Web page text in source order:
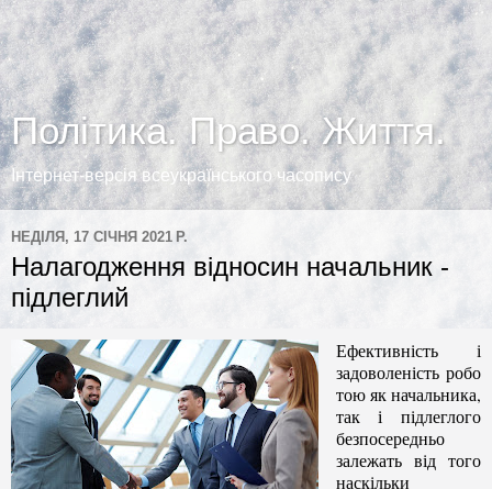
Політика. Право. Життя.
Інтернет-версія всеукраїнського часопису
НЕДІЛЯ, 17 СІЧНЯ 2021 Р.
Налагодження відносин начальник -
підлеглий
Ефективність і
задоволеність робо
тою як начальника,
так і підлеглого
безпосередньо
залежать від того
наскільки